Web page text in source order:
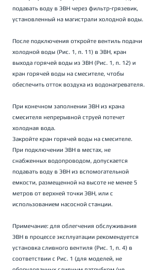
подавать воду в ЭВН через фильтр-грязевик,
установленный на магистрали холодной воды.
После подключения откройте вентиль подачи
холодной воды (Рис. 1, п. 11) в ЭВН, кран
выхода горячей воды из ЭВН (Рис. 1, п. 12) и
кран горячей воды на смесителе, чтобы
обеспечить отток воздуха из водонагревателя.
При конечном заполнении ЭВН из крана
смесителя непрерывной струей потечет
холодная вода.
Закройте кран горячей воды на смесителе.
При подключении ЭВН в местах, не
снабженных водопроводом, допускается
подавать воду в ЭВН из вспомогательной
емкости, размещенной на высоте не менее 5
метров от верхней точки ЭВН, или с
использованием насосной станции.
Примечание: для облегчения обслуживания
ЭВН в процессе эксплуатации рекомендуется
установка сливного вентиля (Рис. 1, п. 4) в
соответствии с Рис. 1 (для моделей, не